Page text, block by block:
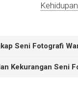
Kehidupan